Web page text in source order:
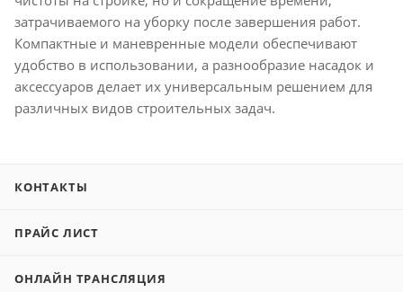
затрачиваемого на уборку после завершения работ.
Компактные и маневренные модели обеспечивают
удобство в использовании, а разнообразие насадок и
аксессуаров делает их универсальным решением для
различных видов строительных задач.
КОНТАКТЫ
ПРАЙС ЛИСТ
ОНЛАЙН ТРАНСЛЯЦИЯ